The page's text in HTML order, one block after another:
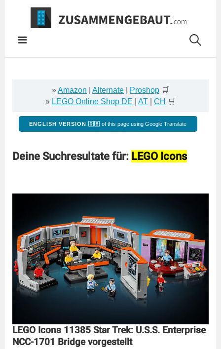
Springe
Inhalt
»Amazon Alternate Proshop 🛒
» LEGO Online Shop DE AT CH 🛒
ENGLISH VERSION 🇬🇧 of this page using Google Translate
Deine Suchresultate für: LEGO Icons
LEGO Icons 11385 Star Trek: U.S.S. Enterprise
NCC-1701 Bridge vorgestellt